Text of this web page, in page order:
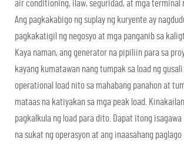
air conditioning, ilaw, seguridad, at mga terminal
Ang pagkakabigo ng suplay ng kuryente ay
pagkakatigil ng negosyo at mga panganib sa
Kaya naman, ang generator na pipiliin para sa
kayang kumatawan nang tumpak sa load ng
operational load nito sa mahabang panahon at
mataas na katiyakan sa mga peak load.
pagkalkula ng load para dito. Dapat itong
na sukat ng operasyon at ang inaasahang paglago